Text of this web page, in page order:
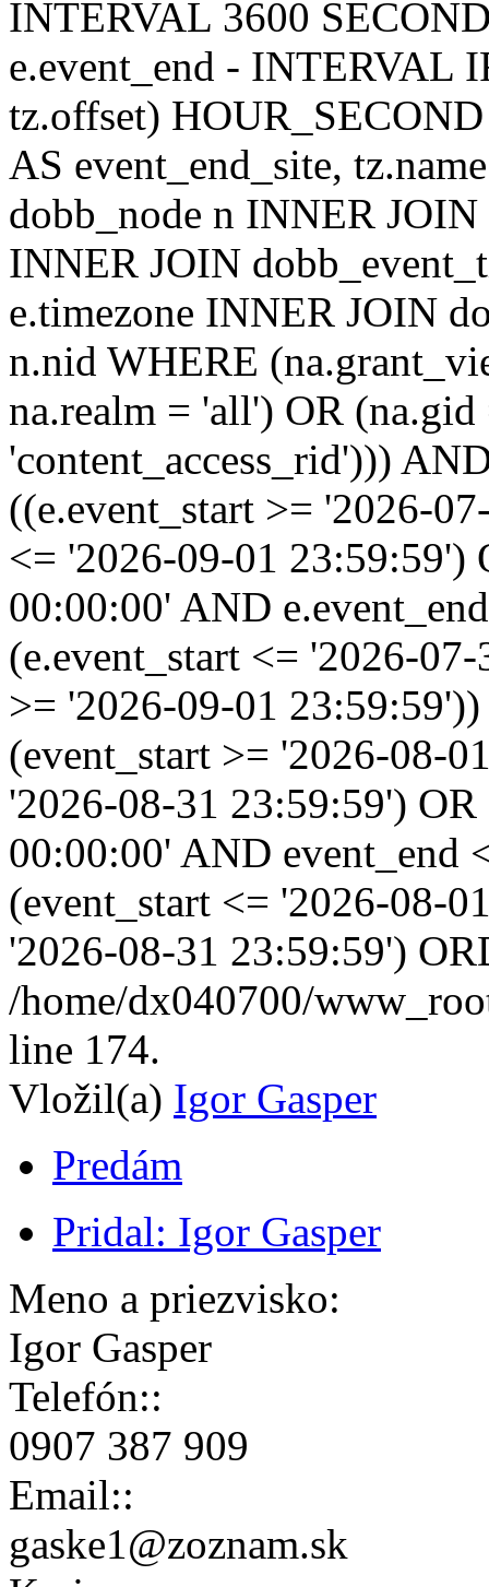
INTERVAL 3600
e.event_end - INTERVAL
tz.offset)
AS event_end_site,
dobb_node n INNER
INNER JOIN
e.timezone INNER JOIN
n.nid WHERE
na.realm = 'all') OR
'content_access_rid')))
((e.event_start >= '2026-
<= '2026-09-01 23:59:59')
00:00:00' AND
(e.event_start <= '2026-
>= '2026-09-01
(event_start >= '2026-08-
'2026-08-31 23:59:59')
00:00:00' AND event_end
(event_start <= '2026-08-
'2026-08-31 23:59:59')
/home/dx040700/
line 174.
Vložil(a) Igor Gasper
Predám
Pridal: Igor Gasper
Meno a priezvisko:
Igor Gasper
Telefón::
0907 387 909
Email::
gaske1@zoznam.sk